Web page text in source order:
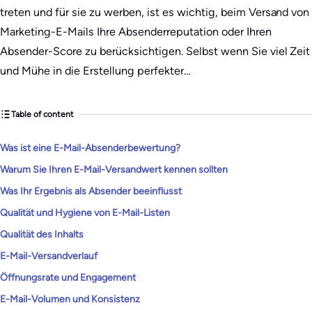
treten und für sie zu werben, ist es wichtig, beim Versand von
Marketing-E-Mails Ihre Absenderreputation oder Ihren
Absender-Score zu berücksichtigen. Selbst wenn Sie viel Zeit
und Mühe in die Erstellung perfekter…
Table of content
Was ist eine E-Mail-Absenderbewertung?
Warum Sie Ihren E-Mail-Versandwert kennen sollten
Was Ihr Ergebnis als Absender beeinflusst
Qualität und Hygiene von E-Mail-Listen
Qualität des Inhalts
E-Mail-Versandverlauf
Öffnungsrate und Engagement
E-Mail-Volumen und Konsistenz